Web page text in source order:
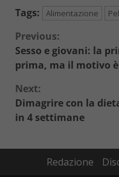
Tags: Alimentazione
Continue
Reading
Previous:
Sesso e giovani: la
prima, ma il motivo
Next:
Dimagrire con la
in 4 settimane
Redazione